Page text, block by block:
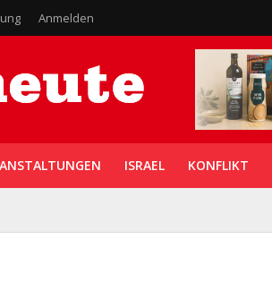
Anmelden
ISRAEL KONFLIKT